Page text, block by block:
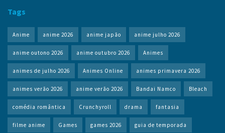
Tags
Anime anime 2026 anime japão anime julho 2026
anime outono 2026 anime outubro 2026 Animes
animes de julho 2026 Animes Online animes primavera 2026
animes verão 2026 anime verão 2026 Bandai Namco Bleach
comédia romântica Crunchyroll drama fantasia
filme anime Games games 2026 guia de temporada